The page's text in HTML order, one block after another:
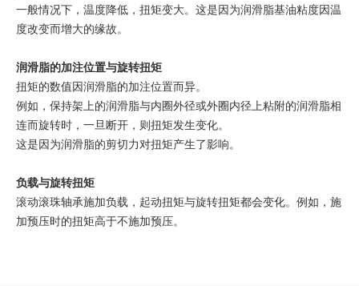
一般情况下，温度降低，扭矩变大。这是因为润滑脂基油粘度因温
度改变而增大的缘故。
润滑脂的加注位置与旋转扭矩
扭矩的数值因润滑脂的加注位置而异。
例如，保持架上的润滑脂与内圈外径或外圈内径上粘附的润滑脂相
连而旋转时，一旦断开，则扭矩发生变化。
这是因为润滑脂的剪切力对扭矩产生了影响。
负载与旋转扭矩
滚动滚珠轴承施加负载，起动扭矩与旋转扭矩都会变化。例如，施
加预压时的扭矩高于不施加预压。